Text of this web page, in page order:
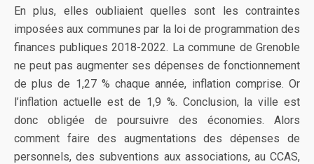
En plus, elles oubliaient quelles sont les contraintes
imposées aux communes par la loi de programmation des
finances publiques 2018-2022. La commune de Grenoble
ne peut pas augmenter ses dépenses de fonctionnement
de plus de 1,27 % chaque année, inflation comprise. Or
l’inflation actuelle est de 1,9 %. Conclusion, la ville est
donc obligée de poursuivre des économies. Alors
comment faire des augmentations des dépenses de
personnels, des subventions aux associations, au CCAS,